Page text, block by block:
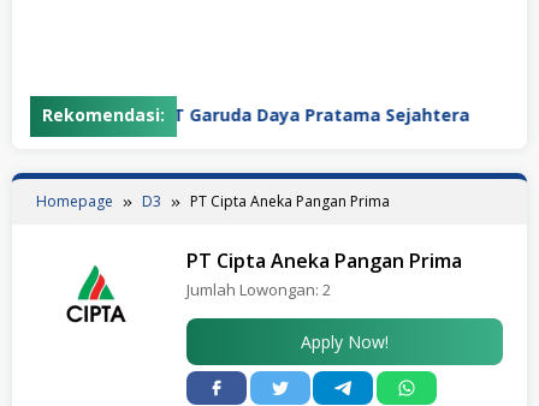
Rekomendasi:PT Garuda Daya Pratama Sejahtera
Homepage D3 PT Cipta Aneka Pangan Prima
PT Cipta Aneka Pangan Prima
Jumlah Lowongan: 2
Apply Now!